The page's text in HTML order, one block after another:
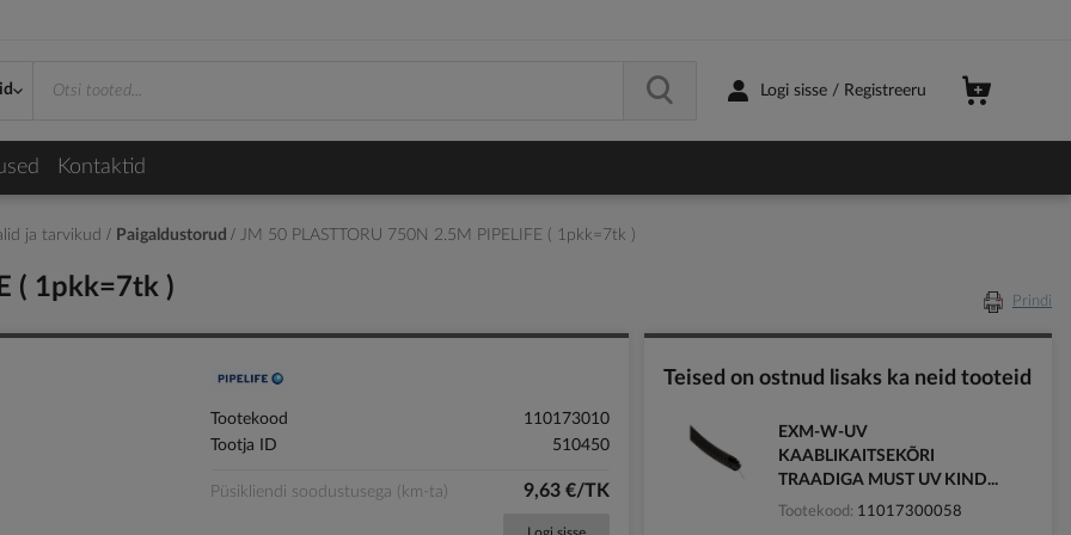
Logi sisse / Registreeru
Kontaktid
ja tarvikud Paigaldustorud JM 50 PLASTTORU 750N 2.5M PIPELIFE ( 1pkk=7tk )
( 1pkk=7tk ) Prindi
Tootekood
110173010
Tootja ID
510450
Püsikliendi soodustusega (km-ta) 9,63 €/TK
Teised on ostnud lisaks ka neid tooteid
EXM-W-UV
KAABLIKAITSEKÕRI
TRAADIGA MUST UV KIND...
Tootekood 11017300058